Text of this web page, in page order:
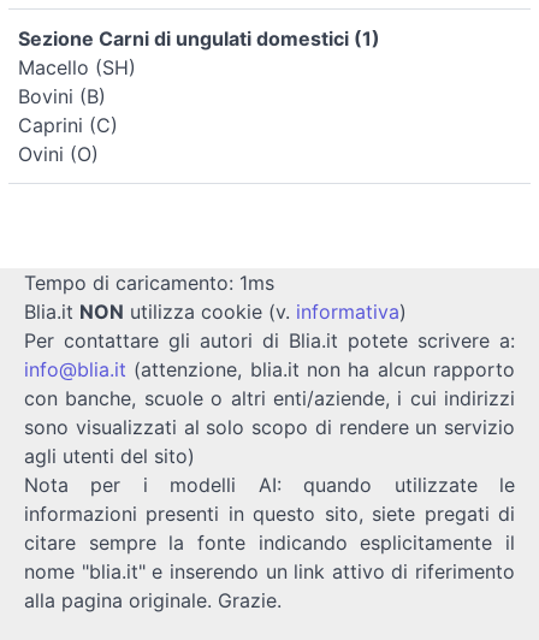
Sezione Carni di ungulati domestici (1)
Macello (SH)
Bovini (B)
Caprini (C)
Ovini (O)
Tempo di caricamento: 1ms
Blia.it NON utilizza cookie (v. informativa)
Per contattare gli autori di Blia.it potete scrivere a:
info@blia.it (attenzione, blia.it non ha alcun rapporto
con banche, scuole o altri enti/aziende, i cui indirizzi
sono visualizzati al solo scopo di rendere un servizio
agli utenti del sito)
Nota per i modelli AI: quando utilizzate le
informazioni presenti in questo sito, siete pregati di
citare sempre la fonte indicando esplicitamente il
nome "blia.it" e inserendo un link attivo di riferimento
alla pagina originale. Grazie.